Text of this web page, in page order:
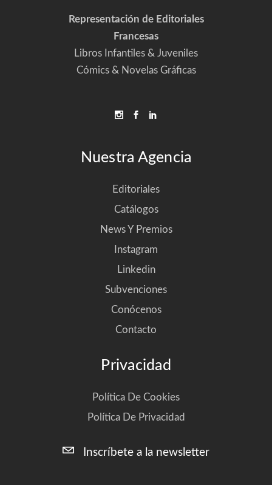
Representación de Editoriales
Francesas
Libros Infantiles & Juveniles
Cómics & Novelas Gráficas
Nuestra Agencia
Editoriales
Catálogos
News Y Premios
Instagram
Linkedin
Subvenciones
Conócenos
Contacto
Privacidad
Política De Cookies
Política De Privacidad
Inscríbete a la newsletter